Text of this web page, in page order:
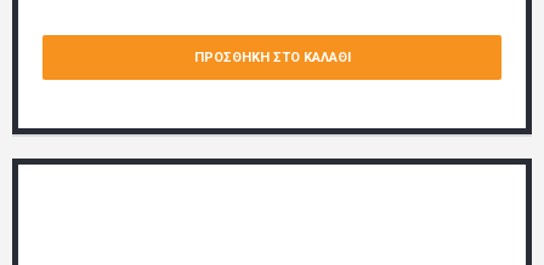
ΠΡΟΣΘΉΚΗ ΣΤΟ ΚΑΛΆΘΙ